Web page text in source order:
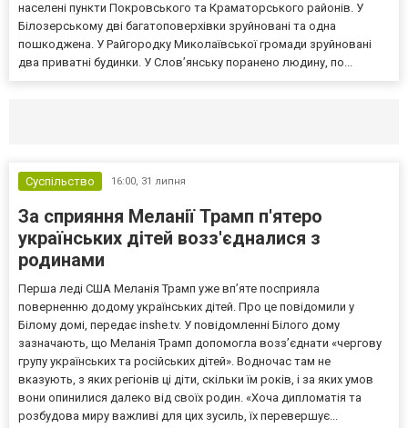
населені пункти Покровського та Краматорського районів. У
Білозерському дві багатоповерхівки зруйновані та одна
пошкоджена. У Райгородку Миколаївської громади зруйновані
два приватні будинки. У Слов’янську поранено людину, по...
Суспільство 16:00, 31 липня
За сприяння Меланії Трамп п'ятеро
українських дітей возз'єдналися з
родинами
Перша леді США Меланія Трамп уже впʼяте посприяла
поверненню додому українських дітей. Про це повідомили у
Білому домі, передає inshe.tv. У повідомленні Білого дому
зазначають, що Меланія Трамп допомогла возз’єднати «чергову
групу українських та російських дітей». Водночас там не
вказують, з яких регіонів ці діти, скільки їм років, і за яких умов
вони опинилися далеко від своїх родин. «Хоча дипломатія та
розбудова миру важливі для цих зусиль, їх перевершує...